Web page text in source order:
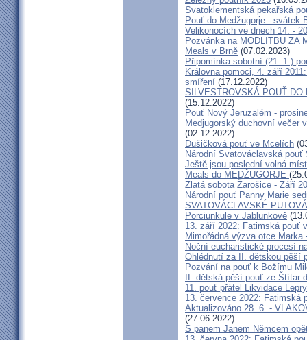
Svatoklementská pekařská
Pouť do Medžugorje - svátek
Velikonocích ve dnech 14. -
Pozvánka na MODLITBU ZA
Meals v Brně (07.02.2023)
Připomínka sobotní (21. 1.)
Královna pomoci, 4. září
smíření (17.12.2022)
SILVESTROVSKÁ POUŤ DO
(15.12.2022)
Pouť Nový Jeruzalém -
Medjugorský duchovní večer
(02.12.2022)
Dušičková pouť ve Mcelích
Národní Svatováclavská pouť
Ještě jsou poslední volná
Meals do MEDŽUGORJE
Zlatá sobota Žarošice - Září
Národní pouť Panny Marie
SVATOVÁCLAVSKÉ
Porciunkule v Jablunkově
13. září 2022: Fatimská pouť
Mimořádná výzva otce
Noční eucharistické procesí
Ohlédnutí za II. dětskou pěší
Pozvání na pouť k Božímu
II. dětská pěší pouť ze Štítar
11. pouť přátel Likvidace Lepry
13. července 2022: Fatimská
Aktualizováno 28. 6. -
(27.06.2022)
S panem Janem Němcem